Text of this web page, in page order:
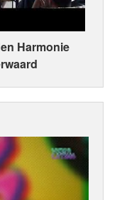
Harmonie